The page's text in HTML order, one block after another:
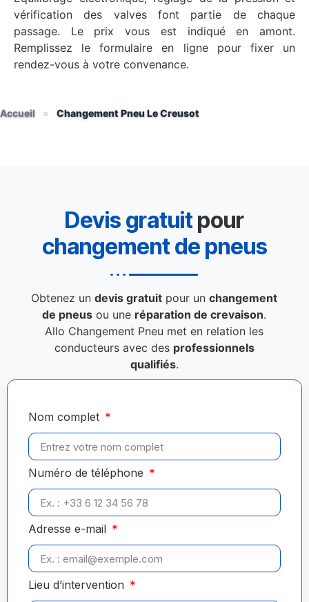
vérification des valves font partie de chaque
passage. Le prix vous est indiqué en amont.
Remplissez le formulaire en ligne pour fixer un
rendez-vous à votre convenance.
Accueil » Changement Pneu Le Creusot
Devis gratuitpour
changement de pneus
Obtenez undevis gratuit pour unchangement
de pneus ou une réparation de crevaison.
Allo Changement Pneu met en relation les
conducteurs avec des professionnels
qualifiés.
Nom complet
Numéro de téléphone
Adresse e-mail
Lieu d’intervention